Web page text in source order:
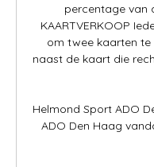
percentage van
KAARTVERKOOP
om twee kaarten te
naast de kaart die
Helmond Sport ADO
ADO Den Haag